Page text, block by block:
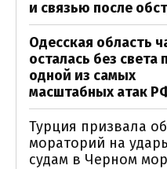
и связью после
Одесская область
осталась без света
одной из самых
масштабных атак
Турция призвала
мораторий на
судам в Черном